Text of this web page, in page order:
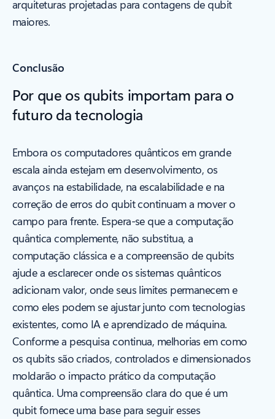
arquiteturas projetadas para contagens de qubit
maiores.
Conclusão
Por que os qubits importam para o
futuro da tecnologia
Embora os computadores quânticos em grande
escala ainda estejam em desenvolvimento, os
avanços na estabilidade, na escalabilidade e na
correção de erros do qubit continuam a mover o
campo para frente. Espera-se que a computação
quântica complemente, não substitua, a
computação clássica e a compreensão de qubits
ajude a esclarecer onde os sistemas quânticos
adicionam valor, onde seus limites permanecem e
como eles podem se ajustar junto com tecnologias
existentes, como IA e aprendizado de máquina.
Conforme a pesquisa continua, melhorias em como
os qubits são criados, controlados e dimensionados
moldarão o impacto prático da computação
quântica. Uma compreensão clara do que é um
qubit fornece uma base para seguir esses